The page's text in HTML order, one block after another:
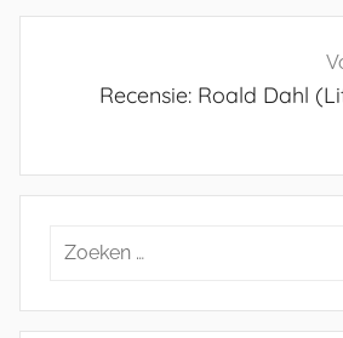
Recensie: Roald Dahl
Zoeken